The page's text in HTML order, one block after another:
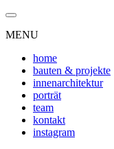
MENU
home
bauten & projekte
innenarchitektur
porträt
team
kontakt
instagram